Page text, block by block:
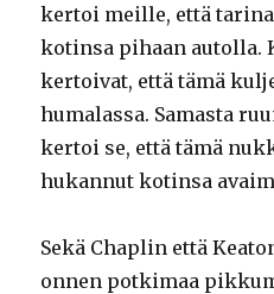
kertoi meille, että
kotinsa pihaan autolla.
kertoivat, että tämä
humalassa. Samasta
kertoi se, että tämä
hukannut kotinsa
Sekä Chaplin että
onnen potkimaa